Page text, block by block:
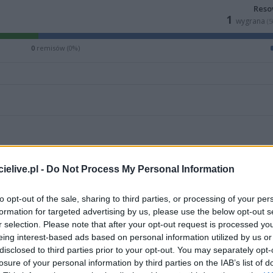
- Do Not Process My Personal Information
opt-out of the sale, sharing to third parties, or processing of your
for targeted advertising by us, please use the below opt-out
selection. Please note that after your opt-out request is processed
interest-based ads based on personal information utilized by us
to third parties prior to your opt-out. You may separately
of your personal information by third parties on the IAB’s list of
1 wygrana
0remisów (0%)
34 72 22 6 6 69-
34 69 21 6 7 64-
34 63 19 6 9 65-
34 63 18 9 7 50-